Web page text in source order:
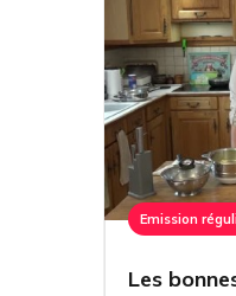
Emission
Les